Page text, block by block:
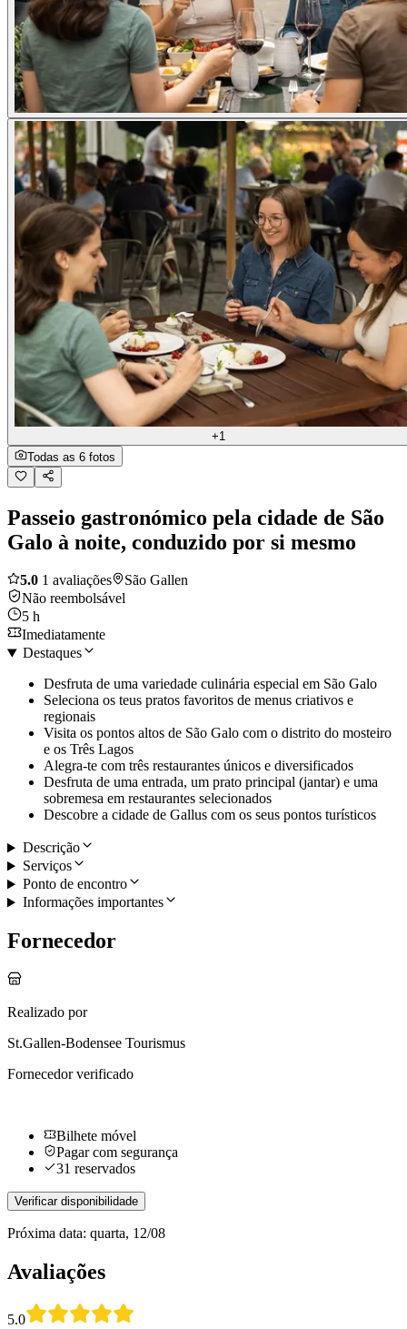
+1
Todas as 6 fotos
Passeio gastronómico pela cidade de São
Galo à noite, conduzido por si mesmo
5.0 1 avaliações
São Gallen
Não reembolsável
5 h
Imediatamente
Destaques
Desfruta de uma variedade culinária especial em São Galo
Seleciona os teus pratos favoritos de menus criativos e
regionais
Visita os pontos altos de São Galo com o distrito do mosteiro
e os Três Lagos
Alegra-te com três restaurantes únicos e diversificados
Desfruta de uma entrada, um prato principal (jantar) e uma
sobremesa em restaurantes selecionados
Descobre a cidade de Gallus com os seus pontos turísticos
Descrição
Serviços
Ponto de encontro
Informações importantes
Fornecedor
Realizado por
St.Gallen-Bodensee Tourismus
Fornecedor verificado
Bilhete móvel
Pagar com segurança
31 reservados
Verificar disponibilidade
Próxima data: quarta, 12/08
Avaliações
5.0